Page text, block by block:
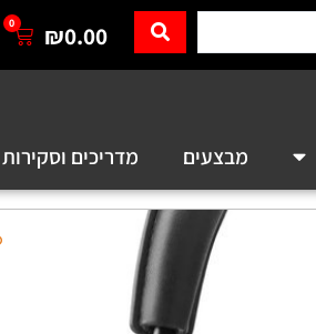
₪0.00
0
מבצעים מדריכים וסקירות